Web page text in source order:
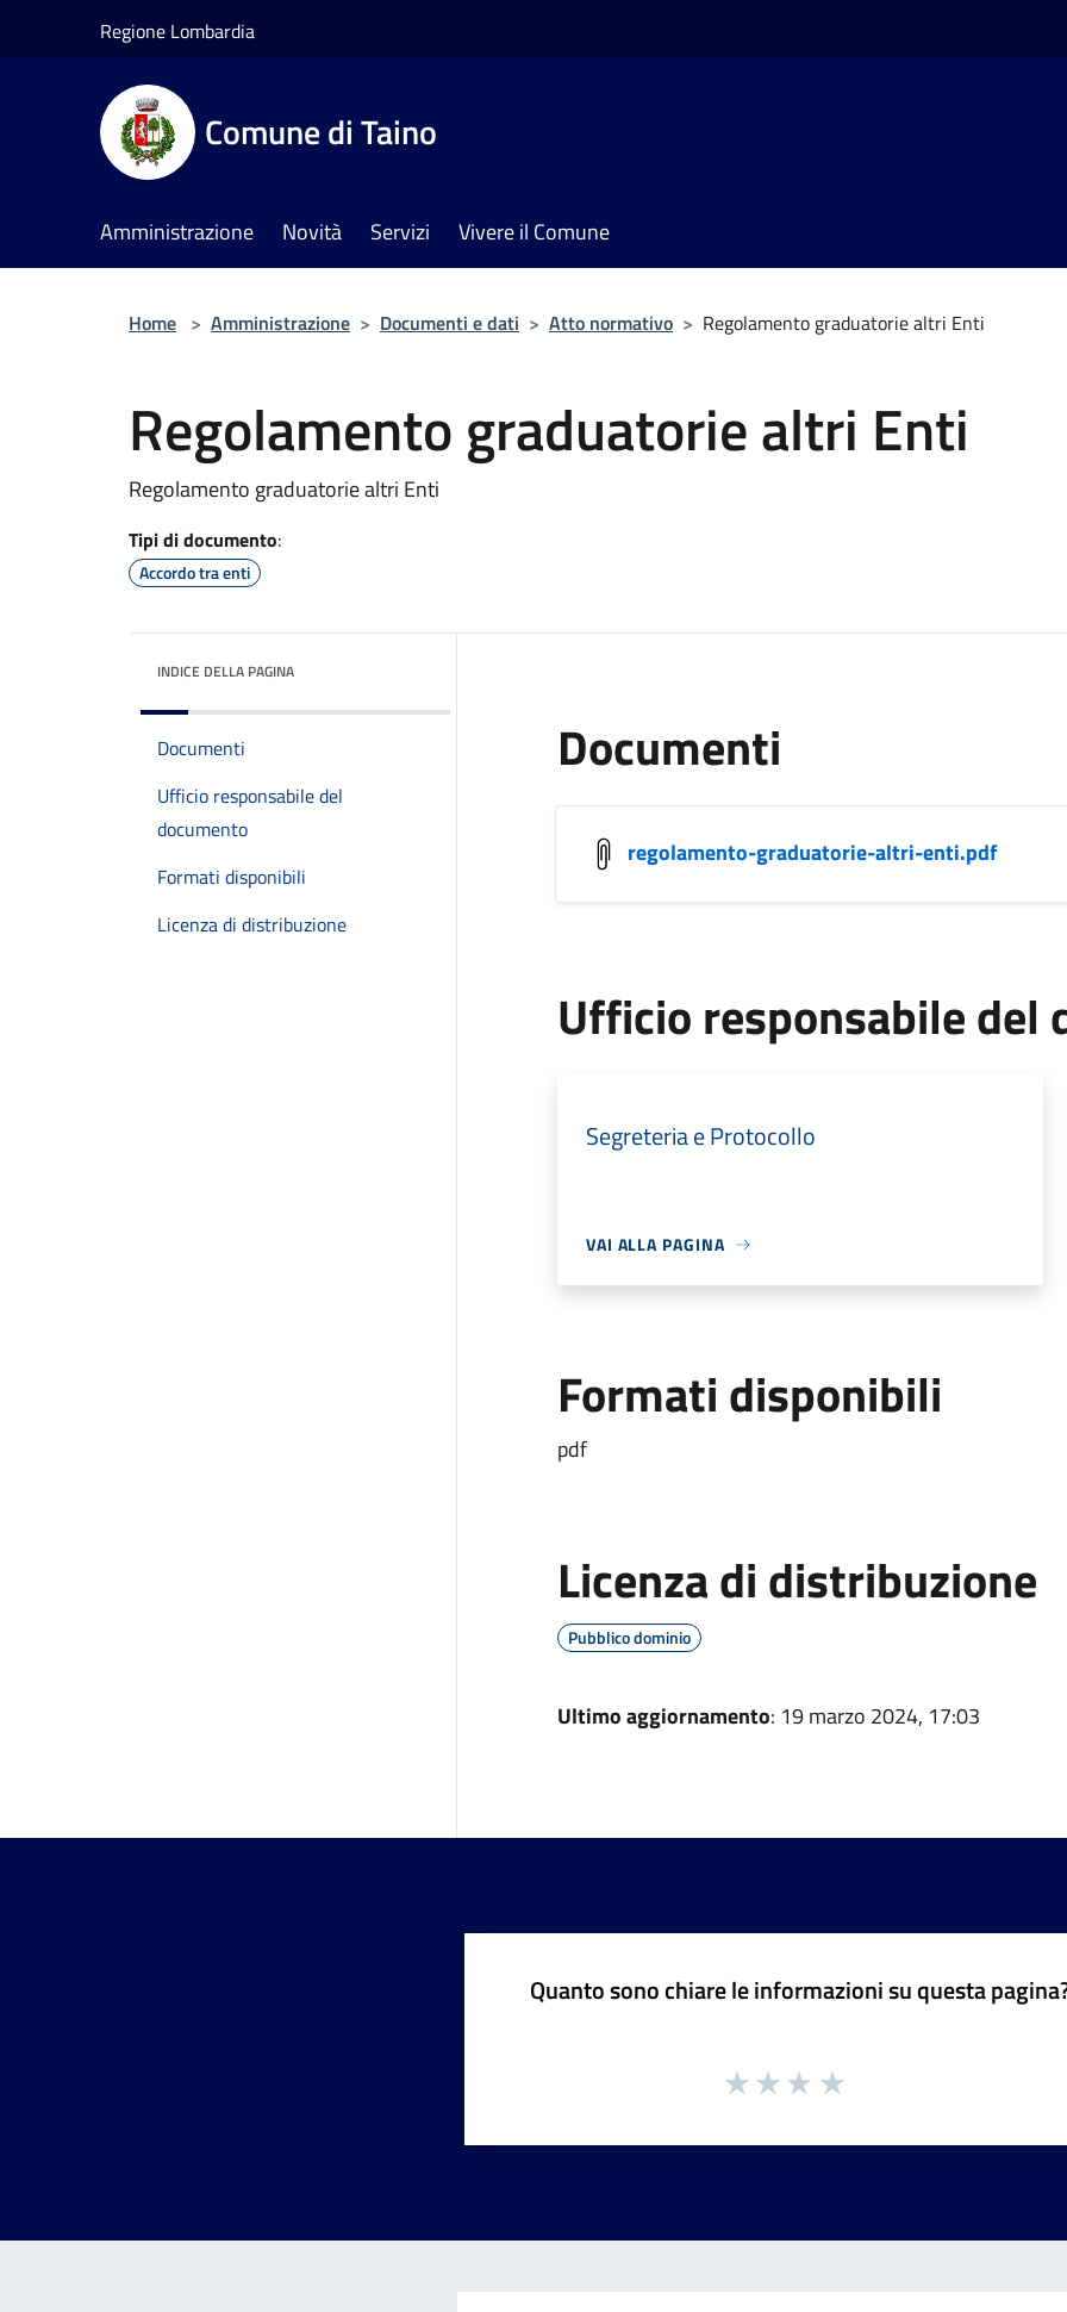
Regione Lombardia
Comune di Taino
Amministrazione Novità Servizi Vivere il Comune
Home > Amministrazione > Documenti e dati > Atto normativo > Regolamento graduatorie altri Enti
Regolamento graduatorie altri Enti
Regolamento graduatorie altri Enti
Tipi di documento:
Accordo tra enti
INDICE DELLA PAGINA
Documenti
Ufficio responsabile del
documento
Formati disponibili
Licenza di distribuzione
Documenti
regolamento-graduatorie-altri-enti.pdf
Ufficio responsabile del
Segreteria e Protocollo
VAI ALLA PAGINA
Formati disponibili
pdf
Licenza di distribuzione
Pubblico dominio
Ultimo aggiornamento: 19 marzo 2024, 17:03
Quanto sono chiare le informazioni su questa